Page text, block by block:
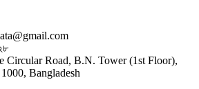
Circular Road, B.N. Tower (1st Floor),
Bangladesh